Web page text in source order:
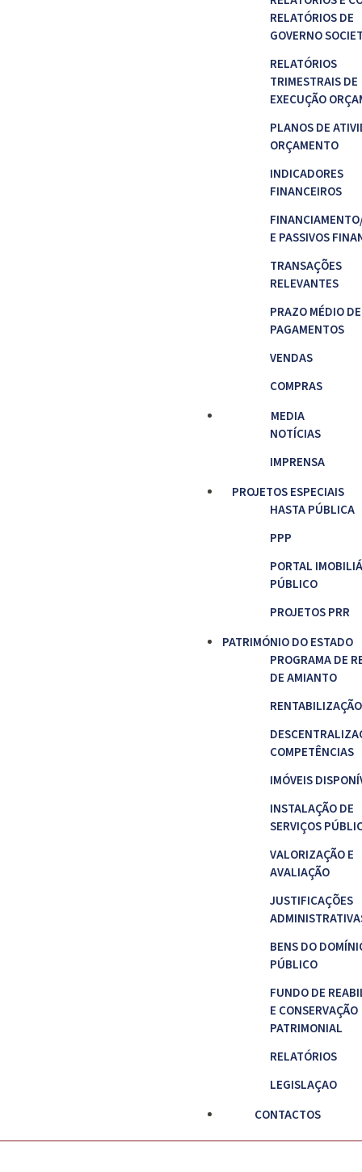
RELATÓRIOS DE
GOVERNO
RELATÓRIOS
TRIMESTRAIS DE
EXECUÇÃO
PLANOS DE
ORÇAMENTO
INDICADORES
FINANCEIROS
E PASSIVOS
TRANSAÇÕES
RELEVANTES
PRAZO MÉDIO DE
PAGAMENTOS
VENDAS
COMPRAS
MEDIA
NOTÍCIAS
IMPRENSA
PROJETOS ESPECIAIS
HASTA PÚBLICA
PPP
PORTAL
PÚBLICO
PROJETOS PRR
PATRIMÓNIO DO ESTADO
PROGRAMA DE
DE AMIANTO
RENTABILIZAÇÃO
COMPETÊNCIAS
IMÓVEIS
INSTALAÇÃO DE
SERVIÇOS
VALORIZAÇÃO E
AVALIAÇÃO
JUSTIFICAÇÕES
BENS DO
PÚBLICO
FUNDO DE
E CONSERVAÇÃO
PATRIMONIAL
RELATÓRIOS
LEGISLAÇAO
CONTACTOS